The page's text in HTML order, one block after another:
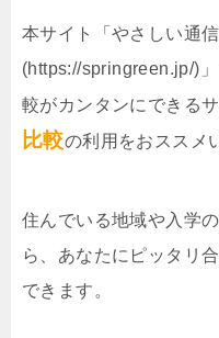
本サイト「やさしい通
(https://springreen.jp/)
較がカンタンにできるサ
比較の利用をおススメ
住んでいる地域や入学
ら、あなたにピッタリ
できます。